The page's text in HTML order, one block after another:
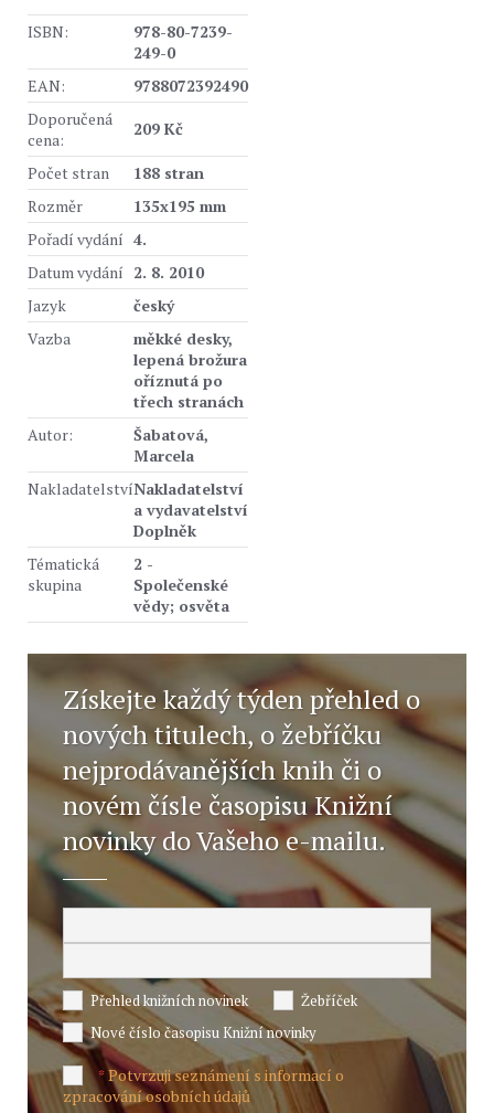
ISBN:
978-80-7239-
249-0
EAN:
9788072392490
Doporučená
cena:
209 Kč
Počet stran
188 stran
Rozměr
135x195 mm
Pořadí vydání 4.
Datum vydání 2. 8. 2010
Jazyk
český
Vazba
měkké desky,
lepená brožura
oříznutá po
třech stranách
Autor:
Šabatová,
Marcela
NakladatelstvíNakladatelství
a vydavatelství
Doplněk
Tématická
skupina
2 -
Společenské
vědy; osvěta
Získejte každý týden přehled o
nových titulech, o žebříčku
nejprodávanějších knih či o
novém čísle časopisu Knižní
novinky do Vašeho e-mailu.
Přehled knižních novinek
Žebříček
Nové číslo časopisu Knižní novinky
*Potvrzuji seznámení s informací o
zpracování osobních údajů